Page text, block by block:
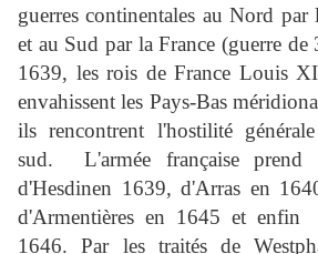
guerres continentales au Nord par
et au Sud par la France (guerre
1639, les rois de France Louis
envahissent les Pays-Bas
ils rencontrent l'hostilité
sud. L'armée française prend
d'Hesdinen 1639, d'Arras en
d'Armentières en 1645 et enfin
1646. Par les traités de